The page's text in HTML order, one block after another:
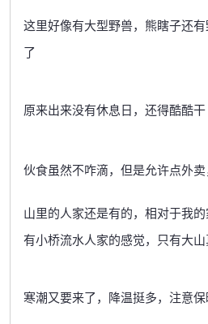
这里好像有大型野兽，熊瞎子还
了
原来出来没有休息日，还得酷酷干
伙食虽然不咋滴，但是允许点外
山里的人家还是有的，相对于我
有小桥流水人家的感觉，只有大
寒潮又要来了，降温挺多，注意